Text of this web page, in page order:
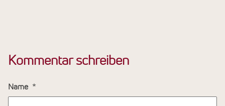
Kommentar schreiben
Name